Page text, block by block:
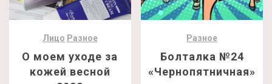
Лицо Разное
О моем уходе за
кожей весной
Разное
Болталка №24
«Чернопятничная»